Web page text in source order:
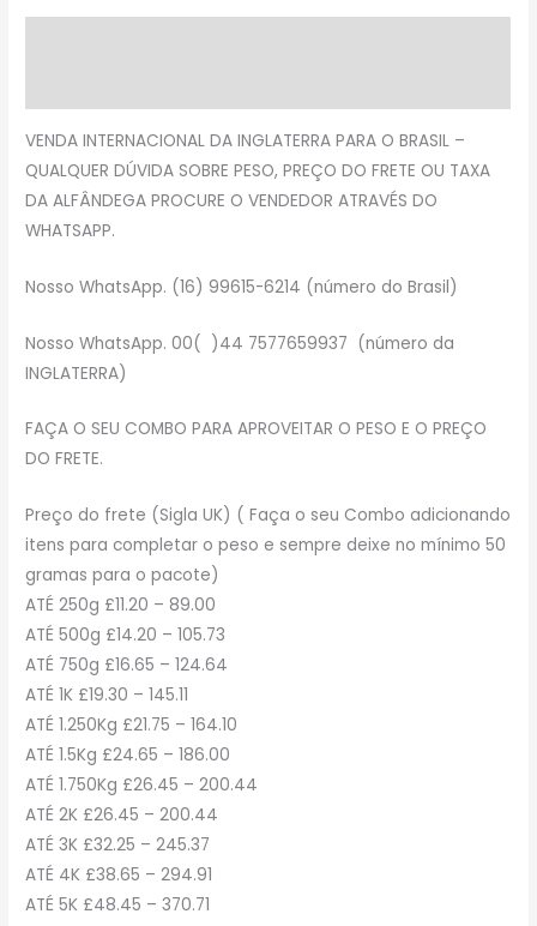
VENDA INTERNACIONAL DA INGLATERRA PARA O BRASIL –
QUALQUER DÚVIDA SOBRE PESO, PREÇO DO FRETE OU TAXA
DA ALFÂNDEGA PROCURE O VENDEDOR ATRAVÉS DO
WHATSAPP.
Nosso WhatsApp. (16) 99615-6214 (número do Brasil)
Nosso WhatsApp. 00( )44 7577659937 (número da
INGLATERRA)
FAÇA O SEU COMBO PARA APROVEITAR O PESO E O PREÇO
DO FRETE.
Preço do frete (Sigla UK) ( Faça o seu Combo adicionando
itens para completar o peso e sempre deixe no mínimo 50
gramas para o pacote)
ATÉ 250g £11.20 – 89.00
ATÉ 500g £14.20 – 105.73
ATÉ 750g £16.65 – 124.64
ATÉ 1K £19.30 – 145.11
ATÉ 1.250Kg £21.75 – 164.10
ATÉ 1.5Kg £24.65 – 186.00
ATÉ 1.750Kg £26.45 – 200.44
ATÉ 2K £26.45 – 200.44
ATÉ 3K £32.25 – 245.37
ATÉ 4K £38.65 – 294.91
ATÉ 5K £48.45 – 370.71